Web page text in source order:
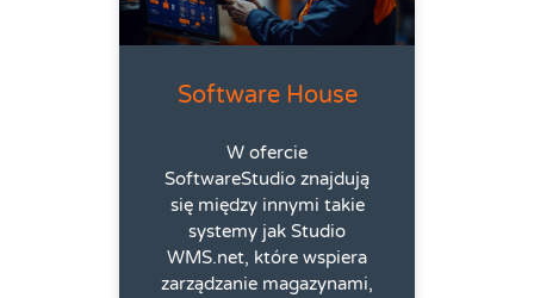
Software House
W ofercie
SoftwareStudio znajdują
się między innymi takie
systemy jak Studio
WMS.net, które wspiera
zarządzanie magazynami,